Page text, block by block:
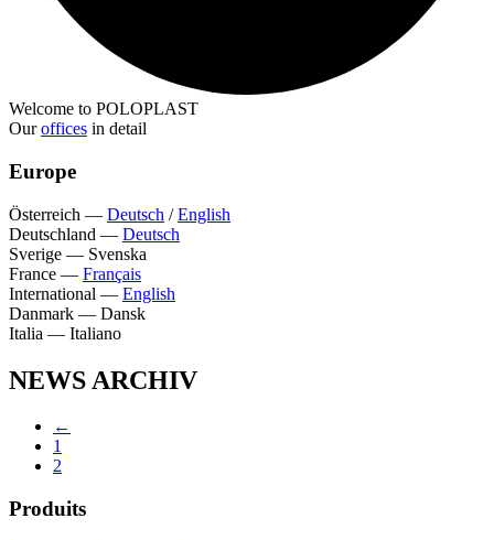
Welcome to POLOPLAST
Ouroffices in detail
Europe
Österreich — Deutsch /English
Deutschland — Deutsch
Sverige — Svenska
France — Français
International — English
Danmark — Dansk
Italia — Italiano
NEWS ARCHIV
←
1
2
Produits